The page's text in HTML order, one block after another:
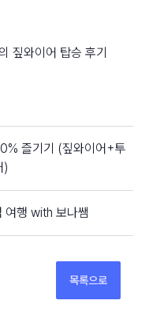
짚와이어 탑승 후기
즐기기 (짚와이어+투
)
여행 with 보나쌤
목록으로